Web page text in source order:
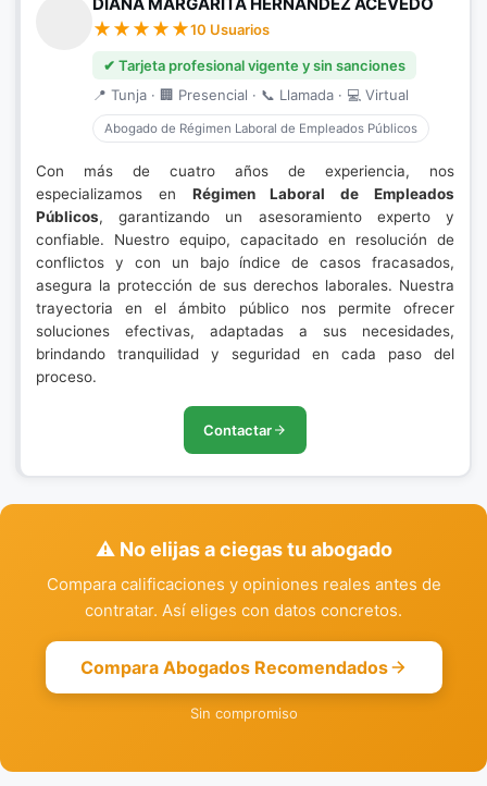
10 Usuarios
✔ Tarjeta profesional vigente y sin sanciones
📍 Tunja · 🏢 Presencial · 📞 Llamada · 💻 Virtual
Abogado de Régimen Laboral de Empleados Públicos
Con más de cuatro años de experiencia, nos
especializamos en Régimen Laboral de Empleados
Públicos, garantizando un asesoramiento experto y
confiable. Nuestro equipo, capacitado en resolución de
conflictos y con un bajo índice de casos fracasados,
asegura la protección de sus derechos laborales. Nuestra
trayectoria en el ámbito público nos permite ofrecer
soluciones efectivas, adaptadas a sus necesidades,
brindando tranquilidad y seguridad en cada paso del
proceso.
Contactar
⚠️ No elijas a ciegas tu abogado
Compara calificaciones y opiniones reales antes de
contratar. Así eliges con datos concretos.
Compara Abogados Recomendados
Sin compromiso